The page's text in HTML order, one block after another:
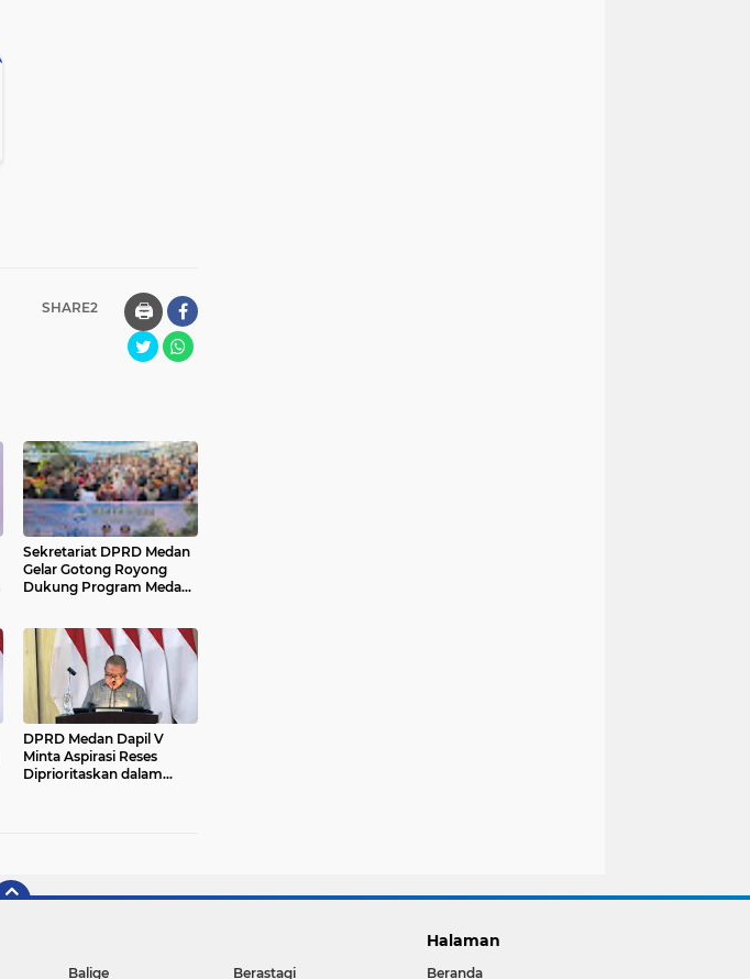
SHARE2 🖨️
Sekretariat DPRD Medan
Gelar Gotong Royong
Dukung Program Medan
DPRD Medan Dapil V
Minta Aspirasi Reses
Diprioritaskan dalam
Balige Berastagi
Halaman
Beranda